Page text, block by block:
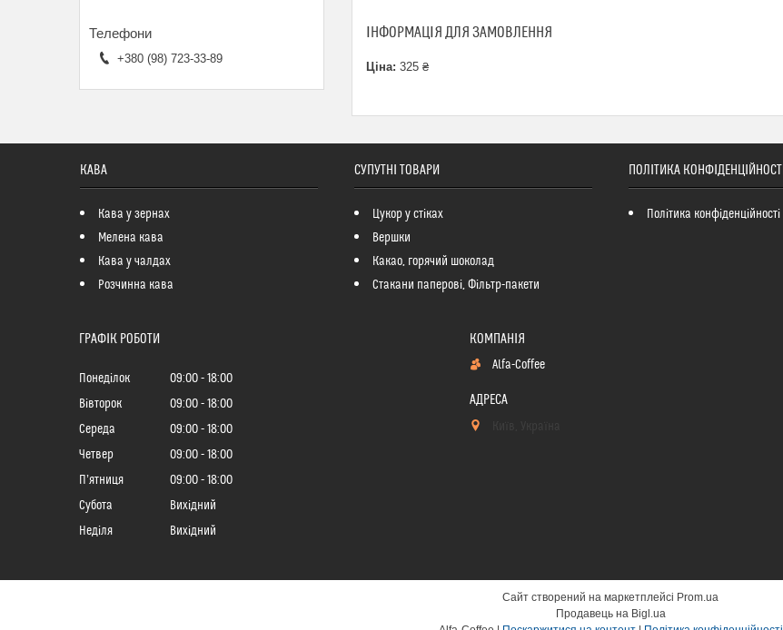
ІНФОРМАЦІЯ ДЛЯ ЗАМОВЛЕННЯ
Ціна: 325 ₴
+380 (98) 723-33-89
КАВА
Кава у зернах
Мелена кава
Кава у чалдах
Розчинна кава
СУПУТНІ ТОВАРИ
Цукор у стіках
Вершки
Какао, горячий шоколад
Стакани паперові, Фільтр-пакети
ПОЛІТИКА КОНФІДЕНЦІЙНОСТІ
Політика конфіденційності
ГРАФІК РОБОТИ
Понеділок 09:00
18:00
Вівторок
09:00
18:00
Середа
09:00
18:00
Четвер
09:00
18:00
Пʼятниця
09:00
18:00
Субота
Вихідний
Неділя
Вихідний
Alfa-Coffee
Сайт створений на маркетплейсі Prom.ua
Продавець на Bigl.ua